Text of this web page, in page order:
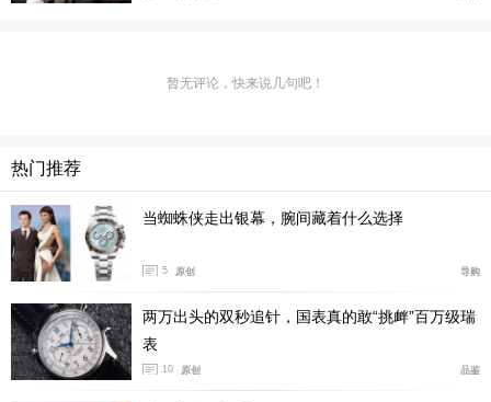
焕新设计的表盘展现优雅美学，镶嵌时标覆以Super-Lu
暂无评论，快来说几句吧！
热门推荐
当蜘蛛侠走出银幕，腕间藏着什么选择
5 原创 导购
两万出头的双秒追针，国表真的敢“挑衅”百万级瑞
表
10 原创 品鉴